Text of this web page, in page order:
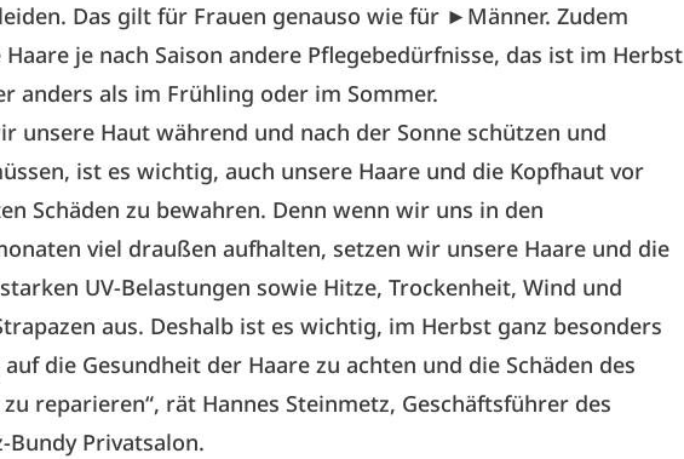
Das gilt für Frauen genauso wie für ► Männer. Zudem
Haare je nach Saison andere Pflegebedürfnisse, das ist im Herbst
anders als im Frühling oder im Sommer.
unsere Haut während und nach der Sonne schützen und
ist es wichtig, auch unsere Haare und die Kopfhaut vor
Schäden zu bewahren. Denn wenn wir uns in den
viel draußen aufhalten, setzen wir unsere Haare und die
UV-Belastungen sowie Hitze, Trockenheit, Wind und
aus. Deshalb ist es wichtig, im Herbst ganz besonders
die Gesundheit der Haare zu achten und die Schäden des
reparieren“, rät Hannes Steinmetz, Geschäftsführer des
Bundy Privatsalon.